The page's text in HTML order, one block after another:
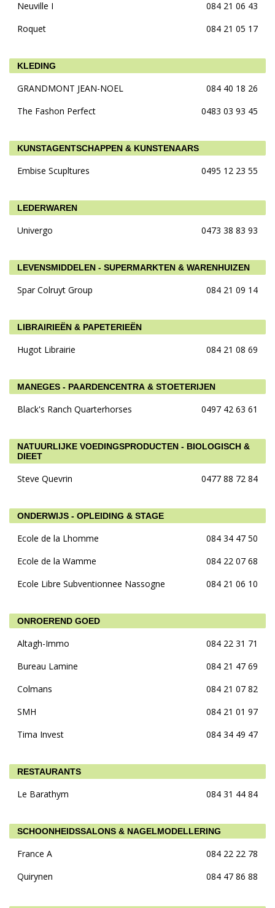
Neuville I
084 21 06 43
Roquet
084 21 05 17
KLEDING
GRANDMONT JEAN-NOEL
084 40 18 26
The Fashon Perfect
0483 03 93 45
KUNSTAGENTSCHAPPEN & KUNSTENAARS
Embise Scupltures 0495 12 23 55
LEDERWAREN
Univergo 0473 38 83 93
LEVENSMIDDELEN - SUPERMARKTEN & WARENHUIZEN
Spar Colruyt Group 084 21 09 14
LIBRAIRIEËN & PAPETERIEËN
Hugot Librairie 084 21 08 69
MANEGES - PAARDENCENTRA & STOETERIJEN
Black's Ranch Quarterhorses 0497 42 63 61
NATUURLIJKE VOEDINGSPRODUCTEN - BIOLOGISCH &
DIEET
Steve Quevrin 0477 88 72 84
ONDERWIJS - OPLEIDING & STAGE
Ecole de la Lhomme
084 34 47 50
Ecole de la Wamme
084 22 07 68
Ecole Libre Subventionnee Nassogne
084 21 06 10
ONROEREND GOED
Altagh-Immo
084 22 31 71
Bureau Lamine
084 21 47 69
Colmans
084 21 07 82
SMH
084 21 01 97
Tima Invest
084 34 49 47
RESTAURANTS
Le Barathym 084 31 44 84
SCHOONHEIDSSALONS & NAGELMODELLERING
France A
084 22 22 78
Quirynen
084 47 86 88